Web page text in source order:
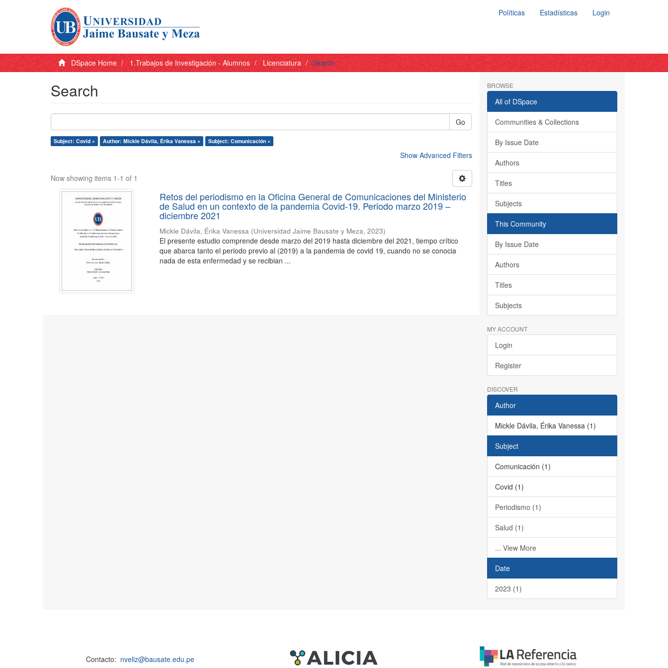
Políticas Estadísticas Login
DSpace Home 1.Trabajos de Investigación - Alumnos Licenciatura Search
Search
Go
Subject: Covid × Author: Mickle Dávila, Érika Vanessa × Subject: Comunicación ×
Show Advanced Filters
Now showing items 1-1 of 1
Retos del periodismo en la Oficina General de Comunicaciones del Ministerio
de Salud en un contexto de la pandemia Covid-19. Periodo marzo 2019 –
diciembre 2021
Mickle Dávila, Érika Vanessa (Universidad Jaime Bausate y Meza,2023)
El presente estudio comprende desde marzo del 2019 hasta diciembre del 2021, tiempo crítico
que abarca tanto el periodo previo al (2019) a la pandemia de covid 19, cuando no se conocia
nada de esta enfermedad y se recibian ...
BROWSE
All of DSpace
Communities & Collections
By Issue Date
Authors
Titles
Subjects
This Community
By Issue Date
Authors
Titles
Subjects
MY ACCOUNT
Login
Register
DISCOVER
Author
Mickle Dávila, Érika Vanessa (1)
Subject
Comunicación (1)
Covid (1)
Periodismo (1)
Salud (1)
... View More
Date
2023 (1)
Contacto: nveliz@bausate.edu.pe